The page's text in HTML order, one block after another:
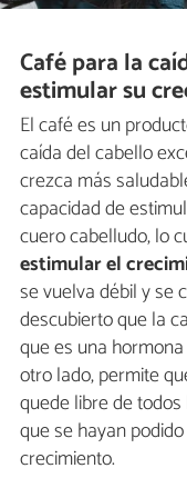
Café para la
estimular su
El café es un
caída del cabello
crezca más
capacidad de
cuero cabelludo, lo
estimular el
se vuelva débil y se
descubierto que la
que es una
otro lado, permite
quede libre de
que se hayan
crecimiento.